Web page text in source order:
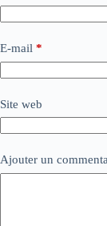
E-mail *
Site web
Ajouter un